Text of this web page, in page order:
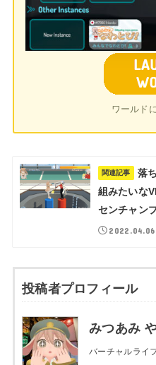
ワールド
関連記事
落
組みたいな
センチャンプ
2022.04.06
投稿者プロフィール
みつあみ
バーチャルライ